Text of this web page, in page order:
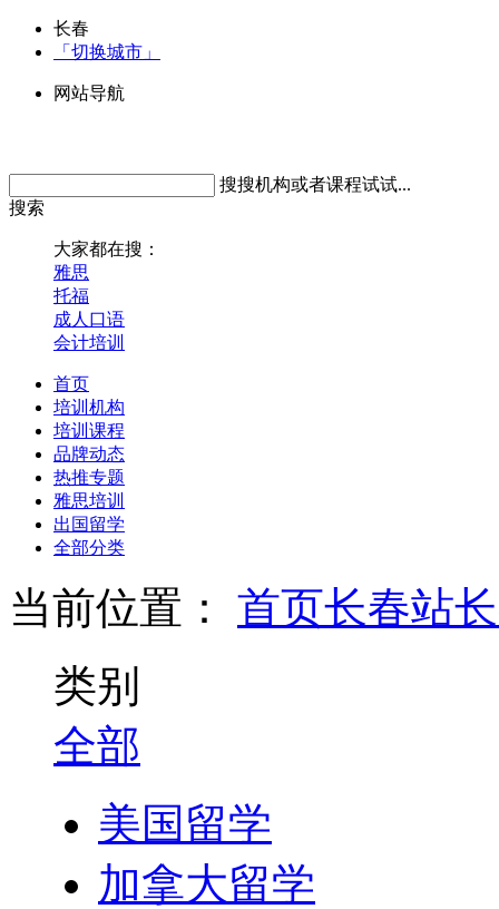
长春
「切换城市」
网站导航
搜搜机构或者课程试试...
搜索
大家都在搜：
雅思
托福
成人口语
会计培训
首页
培训机构
培训课程
品牌动态
热推专题
雅思培训
出国留学
全部分类
当前位置： 首页长春站
类别
全部
美国留学
加拿大留学